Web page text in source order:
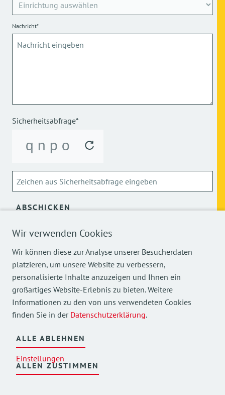
Wir verwenden Cookies
Wir können diese zur Analyse unserer Besucherdaten
platzieren, um unsere Website zu verbessern,
personalisierte Inhalte anzuzeigen und Ihnen ein
großartiges Website-Erlebnis zu bieten. Weitere
Informationen zu den von uns verwendeten Cookies
finden Sie in der Datenschutzerklärung.
ALLE ABLEHNEN
Einstellungen
ALLEN ZUSTIMMEN
Nachricht*
Sicherheitsabfrage*
ABSCHICKEN
Über die Verarbeitung meiner personenbezogenen Daten
Mehr Einblicke in unsere Arbeit finden Sie auch auf
unseren Social Media Kanälen.